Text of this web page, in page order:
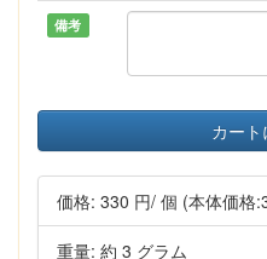
備考
カート
価格: 330 円/ 個 (本体価格
重量: 約 3 グラム